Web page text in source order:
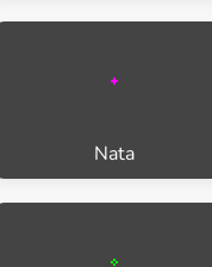
Nata